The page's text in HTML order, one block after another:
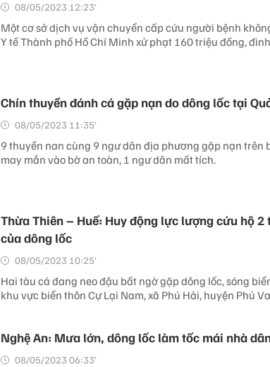
08/05/2023 12:23’
Một cơ sở dịch vụ vận chuyển cấp cứu người bệnh
Y tế Thành phố Hồ Chí Minh xử phạt 160 triệu đồng,
Chín thuyền đánh cá gặp nạn do dông lốc tại
08/05/2023 11:35’
9 thuyền nan cùng 9 ngư dân địa phương gặp nạn trên
may mắn vào bờ an toàn, 1 ngư dân mất tích.
Thừa Thiên – Huế: Huy động lực lượng cứu hộ 2
của dông lốc
08/05/2023 10:25’
Hai tàu cá đang neo đậu bất ngờ gặp dông lốc, sóng
khu vực biển thôn Cự Lại Nam, xã Phú Hải, huyện Phú
Nghệ An: Mưa lớn, dông lốc làm tốc mái nhà
08/05/2023 06:33’